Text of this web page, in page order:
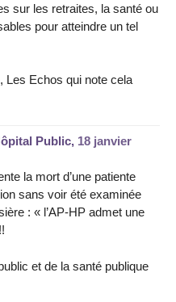
sur les retraites, la santé ou
pour atteindre un tel
Les Echos qui note cela
Public, 18 janvier
la mort d’une patiente
sans voir été examinée
: « l’AP-HP admet une
et de la santé publique